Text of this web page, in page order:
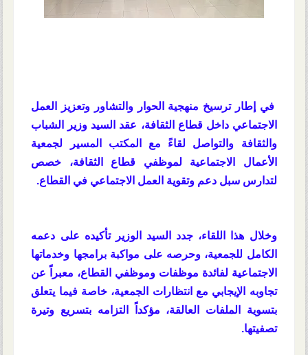
في إطار ترسيخ منهجية الحوار والتشاور وتعزيز العمل
الاجتماعي داخل قطاع الثقافة، عقد السيد وزير الشباب
والثقافة والتواصل لقاءً مع المكتب المسير لجمعية
الأعمال الاجتماعية لموظفي قطاع الثقافة، خصص
لتدارس سبل دعم وتقوية العمل الاجتماعي في القطاع.
وخلال هذا اللقاء، جدد السيد الوزير تأكيده على دعمه
الكامل للجمعية، وحرصه على مواكبة برامجها وخدماتها
الاجتماعية لفائدة موظفات وموظفي القطاع، معبراً عن
تجاوبه الإيجابي مع انتظارات الجمعية، خاصة فيما يتعلق
بتسوية الملفات العالقة، مؤكداً التزامه بتسريع وتيرة
تصفيتها.